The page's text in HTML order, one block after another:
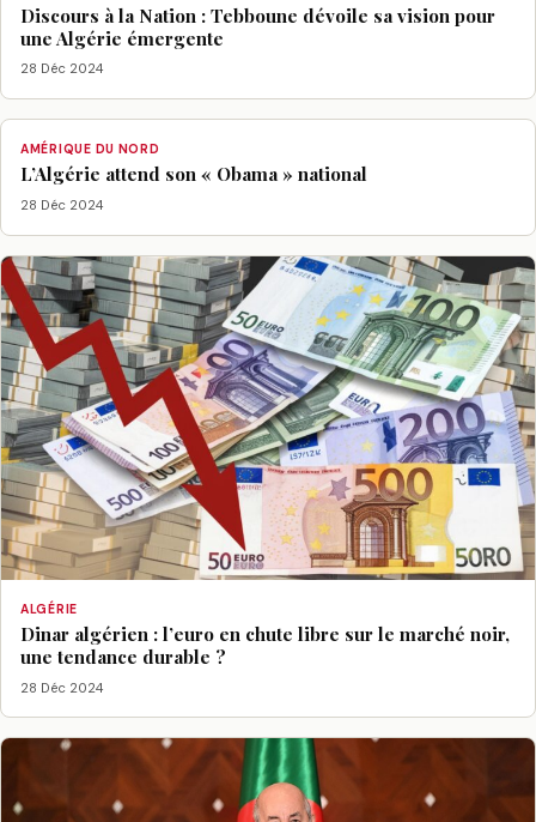
Discours à la Nation : Tebboune dévoile sa vision pour
une Algérie émergente
28 Déc 2024
AMÉRIQUE DU NORD
L’Algérie attend son « Obama » national
28 Déc 2024
ALGÉRIE
Dinar algérien : l’euro en chute libre sur le marché noir,
une tendance durable ?
28 Déc 2024